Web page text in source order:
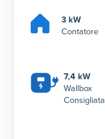
3 kW
Contatore
7,4 kW
Wallbox
Consigliata